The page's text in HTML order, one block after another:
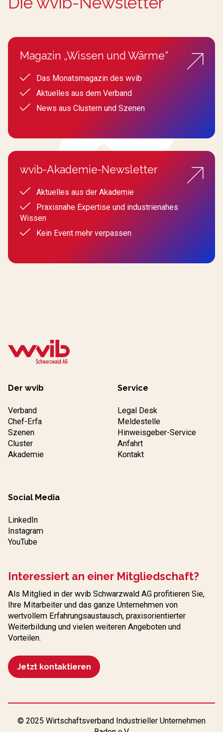
Magazin „Wissen und Wärme“
Das Monatsmagazin des wvib
Aktuelles aus dem Verband
News aus Clustern und Szenen
wvib-Akademie-Newsletter
Aktuelles aus der Akademie
Praxisnahe Expertise und industrienahes
Wissen
Kein Event mehr verpassen
Der wvib
Verband
Chef-Erfa
Szenen
Cluster
Akademie
Service
Legal Desk
Meldestelle
Hinweisgeber-Service
Anfahrt
Kontakt
Social Media
LinkedIn
Instagram
YouTube
Interessiert an einer Mitgliedschaft?
Als Mitglied in der wvib Schwarzwald AG profitieren Sie,
Ihre Mitarbeiter und das ganze Unternehmen von
wertvollem Erfahrungs­austausch, praxisorientierter
Weiterbildung und vielen weiteren Angeboten und
Vorteilen.
Jetzt kontaktieren
© 2025 Wirtschaftsverband Industrieller Unternehmen